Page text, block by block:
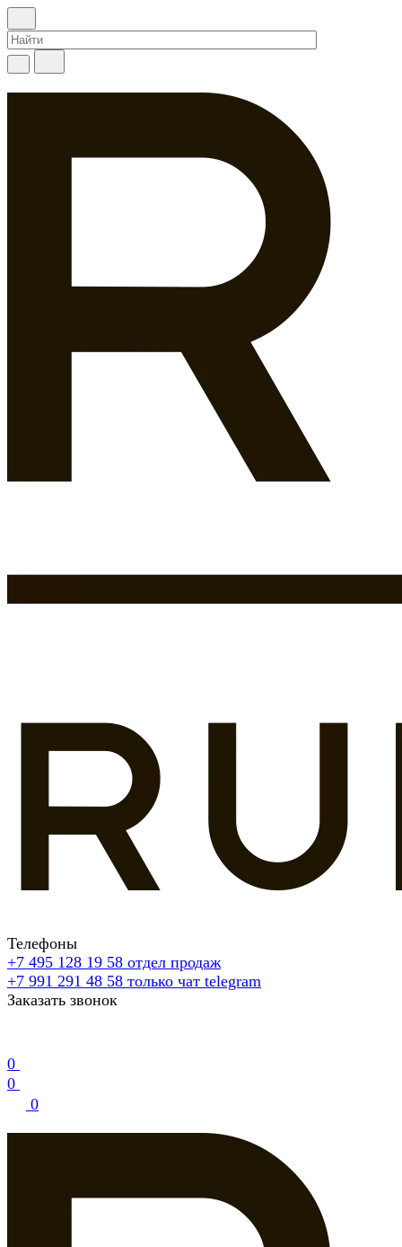
Телефоны
+7 495 128 19 58 отдел продаж
+7 991 291 48 58 только чат telegram
Заказать звонок
0
0
0